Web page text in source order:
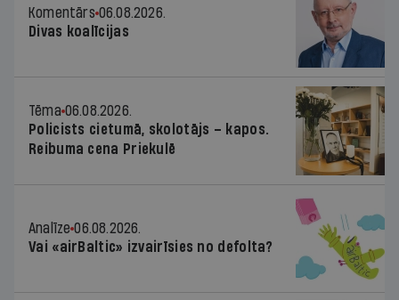
Komentārs 06.08.2026.
Divas koalīcijas
Tēma 06.08.2026.
Policists cietumā, skolotājs – kapos.
Reibuma cena Priekulē
Analīze 06.08.2026.
Vai «airBaltic» izvairīsies no defolta?